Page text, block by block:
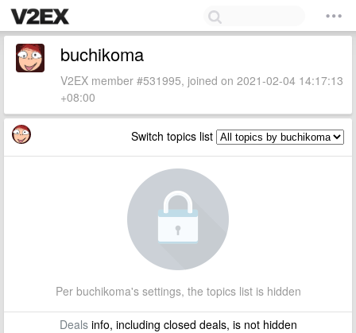
buchikoma
V2EX member #531995, joined on 2021-02-04 14:17:13
+08:00
Switch topics list
Per buchikoma's settings, the topics list is hidden
Dealsinfo, including closed deals, is not hidden